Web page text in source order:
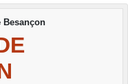
Besançon